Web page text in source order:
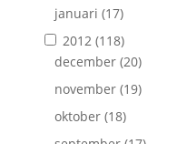
januari (17)
2012(118)
december(20)
november(19)
oktober(18)